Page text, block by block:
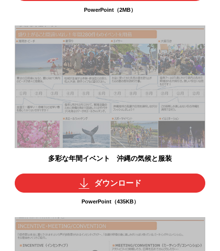
PowerPoint（2MB）
多彩な年間イベント 沖縄の気候と服装
ダウンロード
PowerPoint（435KB）